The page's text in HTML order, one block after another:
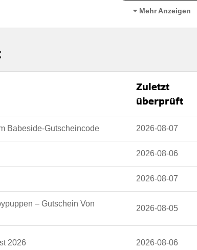
Mehr Anzeigen
auf der website des händlers
Zuletzt
überprüft
Babeside-Gutscheincode 2026-08-07
2026-08-06
2026-08-07
– Gutschein Von
2026-08-05
2026 2026-08-06